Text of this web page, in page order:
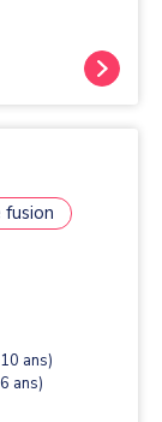
fusion
ans)
ans)